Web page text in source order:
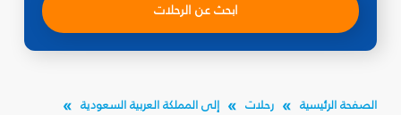
ابحث عن الرحلات
الصفحة الرئيسية رحلات
إلى المملكة العربية السعودية